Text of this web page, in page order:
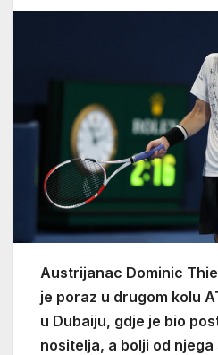
Austrijanac Dominic
je poraz u drugom kolu
u Dubaiju, gdje je bio
nositelja, a bolji od